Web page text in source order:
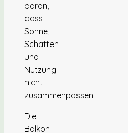
daran,
dass
Sonne,
Schatten
und
Nutzung
nicht
zusammenpassen.
Die
Balkon